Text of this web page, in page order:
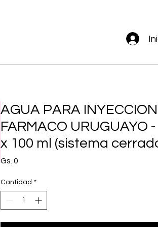
AGUA PARA INYECCION
FARMACO URUGUAYO
x 100 ml (sistema
Gs. 0
Cantidad *